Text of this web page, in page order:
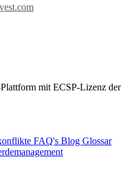
mit ECSP-Lizenz der
FAQ's Blog Glossar